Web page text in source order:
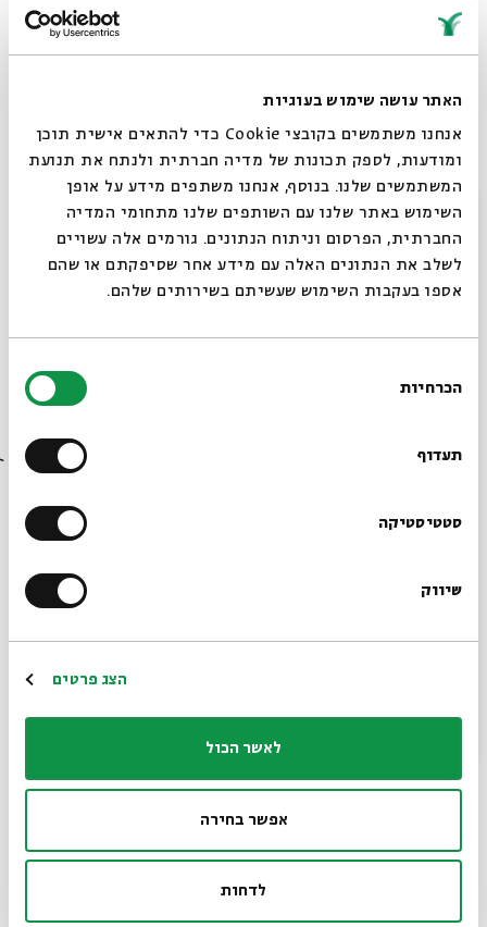
האתר עושה שימוש בעוגיות
אנחנו משתמשים בקובצי Cookie כדי להתאים אישית תוכן
ומודעות, לספק תכונות של מדיה חברתית ולנתח את תנועת
המשתמשים שלנו. בנוסף, אנחנו משתפים מידע על אופן
השימוש באתר שלנו עם השותפים שלנו מתחומי המדיה
החברתית, הפרסום וניתוח הנתונים. גורמים אלה עשויים
לשלב את הנתונים האלה עם מידע אחר שסיפקתם או שהם
אספו בעקבות השימוש שעשיתם בשירותים שלהם.
הסכמה
הכרחיות
תעדוף
סטטיסטיקה
שיווק
הצג פרטים
לאשר הכול
אפשר בחירה
לדחות
אותו? מה משמעותם של שיחי הצבר בנוף ילדותנו? ומדוע
האדם לטבע.
בתערוכה משתתפים ארבעה עשר אמנים בתחומי יצירה
שונים: ציור, פיסול, מיצב, וידיאו, צילום, עיצוב ואיור.
שעות פתיחת התערוכה:
א-ה: 10:00 – 19:00
יום ו: 10:00 – 13:00
הכניסה לתערוכה ללא תשלום
ניתן לרכוש את קטלוג התערוכה בקופת בית אבי חי
שיתוף הרשמה לאירועים דומים
שיח גלריה - ירוק עד
סגור